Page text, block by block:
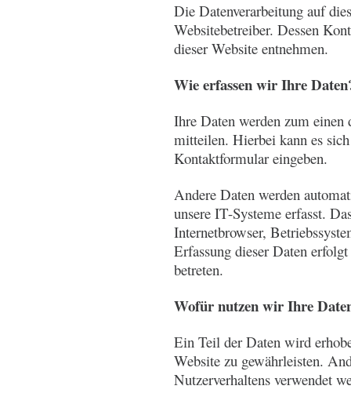
Die Datenverarbeitung auf
Websitebetreiber. Dessen
dieser Website entnehmen.
Wie erfassen wir Ihre
Ihre Daten werden zum einen
mitteilen. Hierbei kann es
Kontaktformular eingeben.
Andere Daten werden
unsere IT-Systeme erfasst.
Internetbrowser,
Erfassung dieser Daten
betreten.
Wofür nutzen wir Ihre
Ein Teil der Daten wird
Website zu gewährleisten.
Nutzerverhaltens verwendet